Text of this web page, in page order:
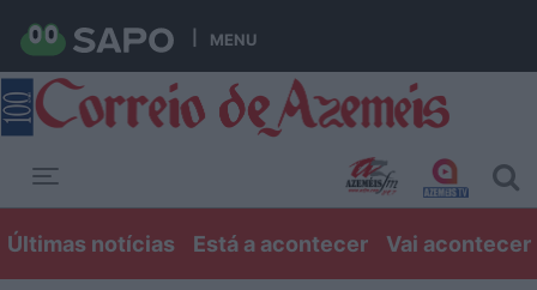
MENU
Últimas notícias Está a acontecer Vai acontecer